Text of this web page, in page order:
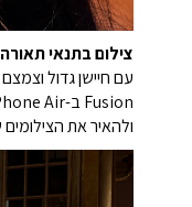
צילום בתנאי
עם חיישן גדול
ולהאיר את